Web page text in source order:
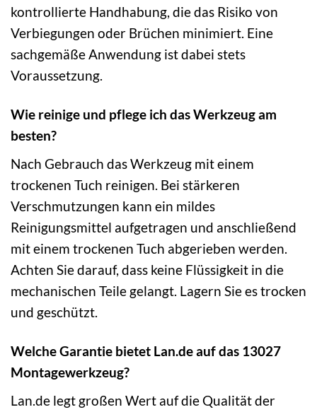
kontrollierte Handhabung, die das Risiko von
Verbiegungen oder Brüchen minimiert. Eine
sachgemäße Anwendung ist dabei stets
Voraussetzung.
Wie reinige und pflege ich das Werkzeug am
besten?
Nach Gebrauch das Werkzeug mit einem
trockenen Tuch reinigen. Bei stärkeren
Verschmutzungen kann ein mildes
Reinigungsmittel aufgetragen und anschließend
mit einem trockenen Tuch abgerieben werden.
Achten Sie darauf, dass keine Flüssigkeit in die
mechanischen Teile gelangt. Lagern Sie es trocken
und geschützt.
Welche Garantie bietet Lan.de auf das 13027
Montagewerkzeug?
Lan.de legt großen Wert auf die Qualität der